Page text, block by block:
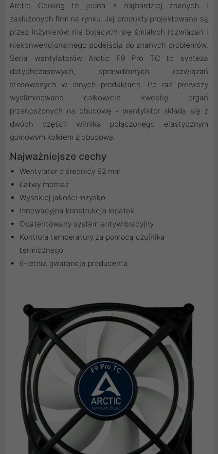
Arctic Cooling to jedna z najbardziej znanych i
zasłużonych firm na rynku. Jej produkty projektowane są
przez inżynierów nie bojących się śmiałych rozwiązań i
niekonwencjonalnego podejścia do znanych problemów.
Seria wentylatorów Arctic F9 Pro TC to synteza
dotychczasowych, sprawdzonych rozwiązań
stosowanych w innych produktach. Po raz pierwszy
wyeliminowano całkowicie kwestię drgań
przenoszonych na obudowę - wentylator składa się z
dwóch części: wirnika połączonego elastycznym
gumowym kołkiem z obudową.
Najważniejsze cechy
Wentylator o średnicy 92 mm
Łatwy montaż
Wysokiej jakości łożysko
Innowacyjna konstrukcja łopatek
Opatentowany system antywibracyjny
Kontrola temperatury za pomocą czujnika
termicznego
6-letnia gwarancja producenta